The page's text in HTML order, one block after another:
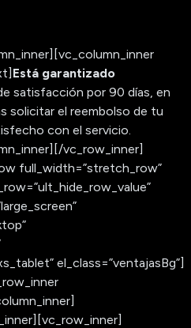
Está garantizado
satisfacción por 90 días, en
solicitar el reembolso de tu
con el servicio.
vc_row_inner]
full_width=”stretch_row”
el_class=”ventajasBg”]